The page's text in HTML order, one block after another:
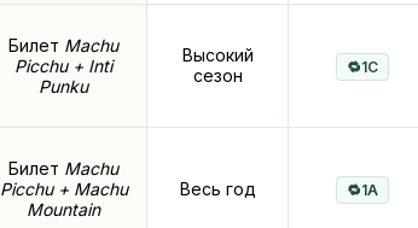
Билет Machu
Picchu + Inti
Punku
Высокий
сезон
1C
Билет Machu
Picchu + Machu
Mountain
Весь год 1A